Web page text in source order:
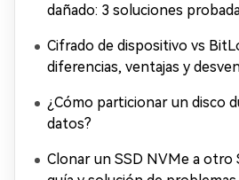
dañado: 3 soluciones
Cifrado de dispositivo vs
diferencias, ventajas y
¿Cómo particionar un disco
datos?
Clonar un SSD NVMe a otro